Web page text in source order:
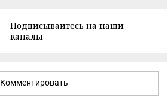
Подписывайтесь на наши
каналы
Комментировать